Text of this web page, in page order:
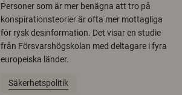
Personer som är mer benägna att tro på
konspirationsteorier är ofta mer mottagliga
för rysk desinformation. Det visar en studie
från Försvarshögskolan med deltagare i fyra
europeiska länder.
Säkerhetspolitik